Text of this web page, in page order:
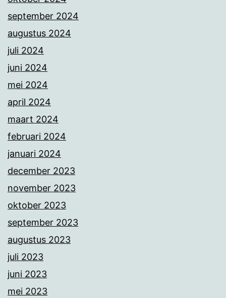
september 2024
augustus 2024
juli 2024
juni 2024
mei 2024
april 2024
maart 2024
februari 2024
januari 2024
december 2023
november 2023
oktober 2023
september 2023
augustus 2023
juli 2023
juni 2023
mei 2023